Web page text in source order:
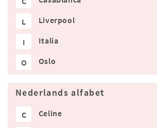
L Liverpool
I Italia
O Oslo
Nederlands alfabet
C Celine